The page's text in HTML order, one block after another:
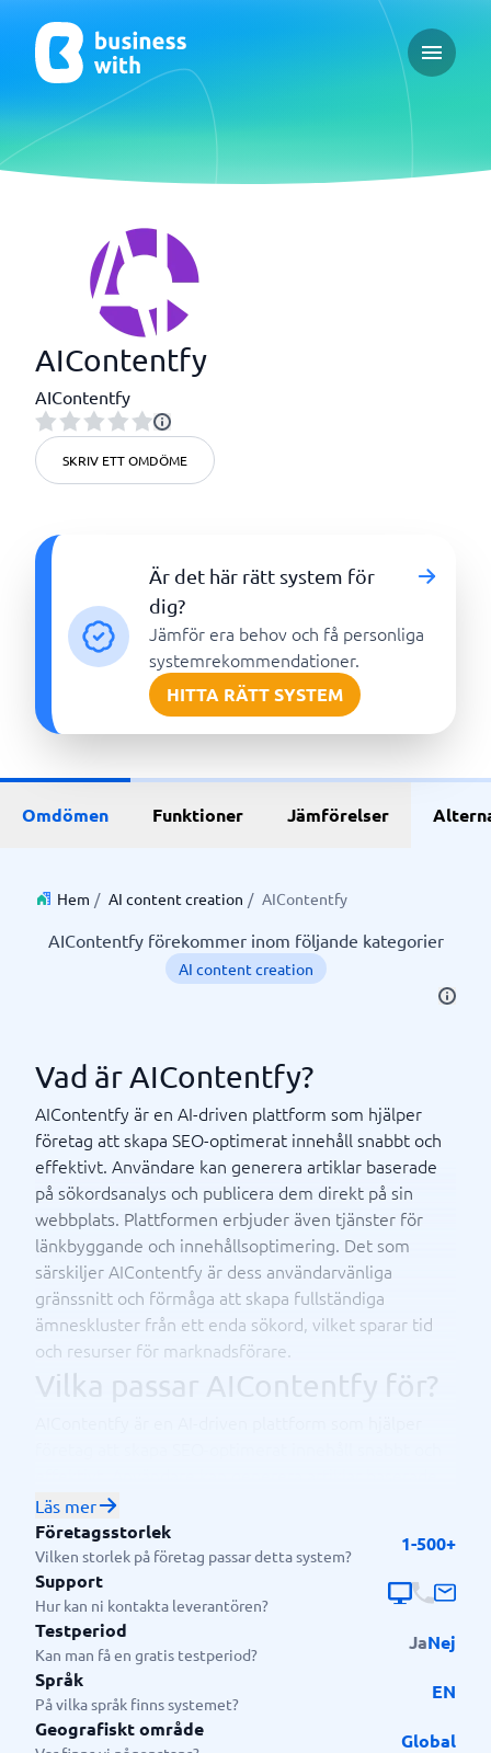
Open
AIContentfy
AIContentfy
SKRIV ETT OMDÖME
Är det här rätt system för
dig?
Jämför era behov och få personliga
systemrekommendationer.
HITTA RÄTT SYSTEM
Omdömen Funktioner Jämförelser
Hem / AI content creation / AIContentfy
AIContentfy förekommer inom följande kategorier
AI content creation
Vad är AIContentfy?
AIContentfy är en AI-driven plattform som hjälper
företag att skapa SEO-optimerat innehåll snabbt och
effektivt. Användare kan generera artiklar baserade
på sökordsanalys och publicera dem direkt på sin
webbplats. Plattformen erbjuder även tjänster för
länkbyggande och innehållsoptimering. Det som
särskiljer AIContentfy är dess användarvänliga
gränssnitt och förmåga att skapa fullständiga
ämneskluster från ett enda sökord, vilket sparar tid
och resurser för marknadsförare.
Vilka passar AIContentfy för?
på sökordsanalys och publicera dem direkt på sin
webbplats. Plattformen erbjuder även tjänster för
länkbyggande och innehållsoptimering. Det som
särskiljer AIContentfy är dess användarvänliga
gränssnitt och förmåga att skapa fullständiga
ämneskluster från ett enda sökord, vilket sparar tid
och resurser för marknadsförare.
Läs mer
Företagsstorlek
Vilken storlek på företag passar detta system?
1-500+
Support
Hur kan ni kontakta leverantören?
Testperiod
Kan man få en gratis testperiod?
JaNej
Språk
På vilka språk finns systemet?
EN
Geografiskt område
Global